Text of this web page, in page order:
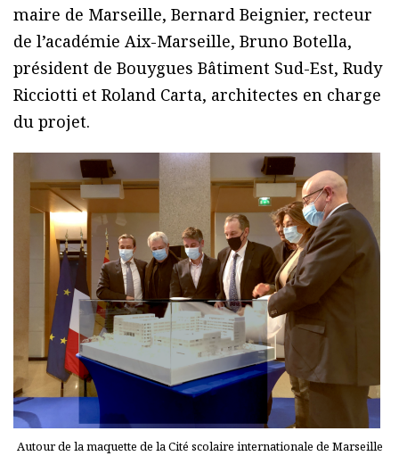
maire de Marseille, Bernard Beignier, recteur
de l’académie Aix-Marseille, Bruno Botella,
président de Bouygues Bâtiment Sud-Est, Rudy
Ricciotti et Roland Carta, architectes en charge
du projet.
Autour de la maquette de la Cité scolaire internationale de Marseille